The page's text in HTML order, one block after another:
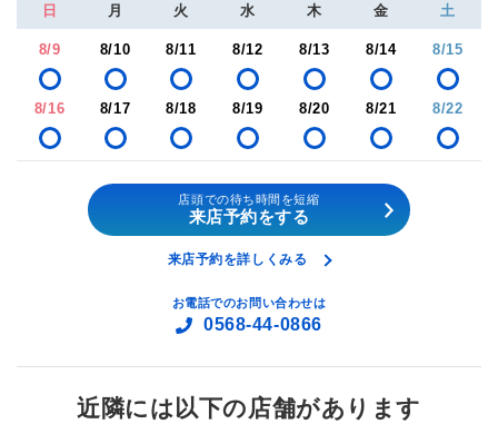
日 月 火 水 木 金 土
8/9 8/10 8/11 8/12 8/13 8/14 8/15
8/16 8/17 8/18 8/19 8/20 8/21 8/22
店頭での待ち時間を短縮
来店予約をする
来店予約を詳しくみる
お電話でのお問い合わせは
0568-44-0866
近隣には以下の店舗があります